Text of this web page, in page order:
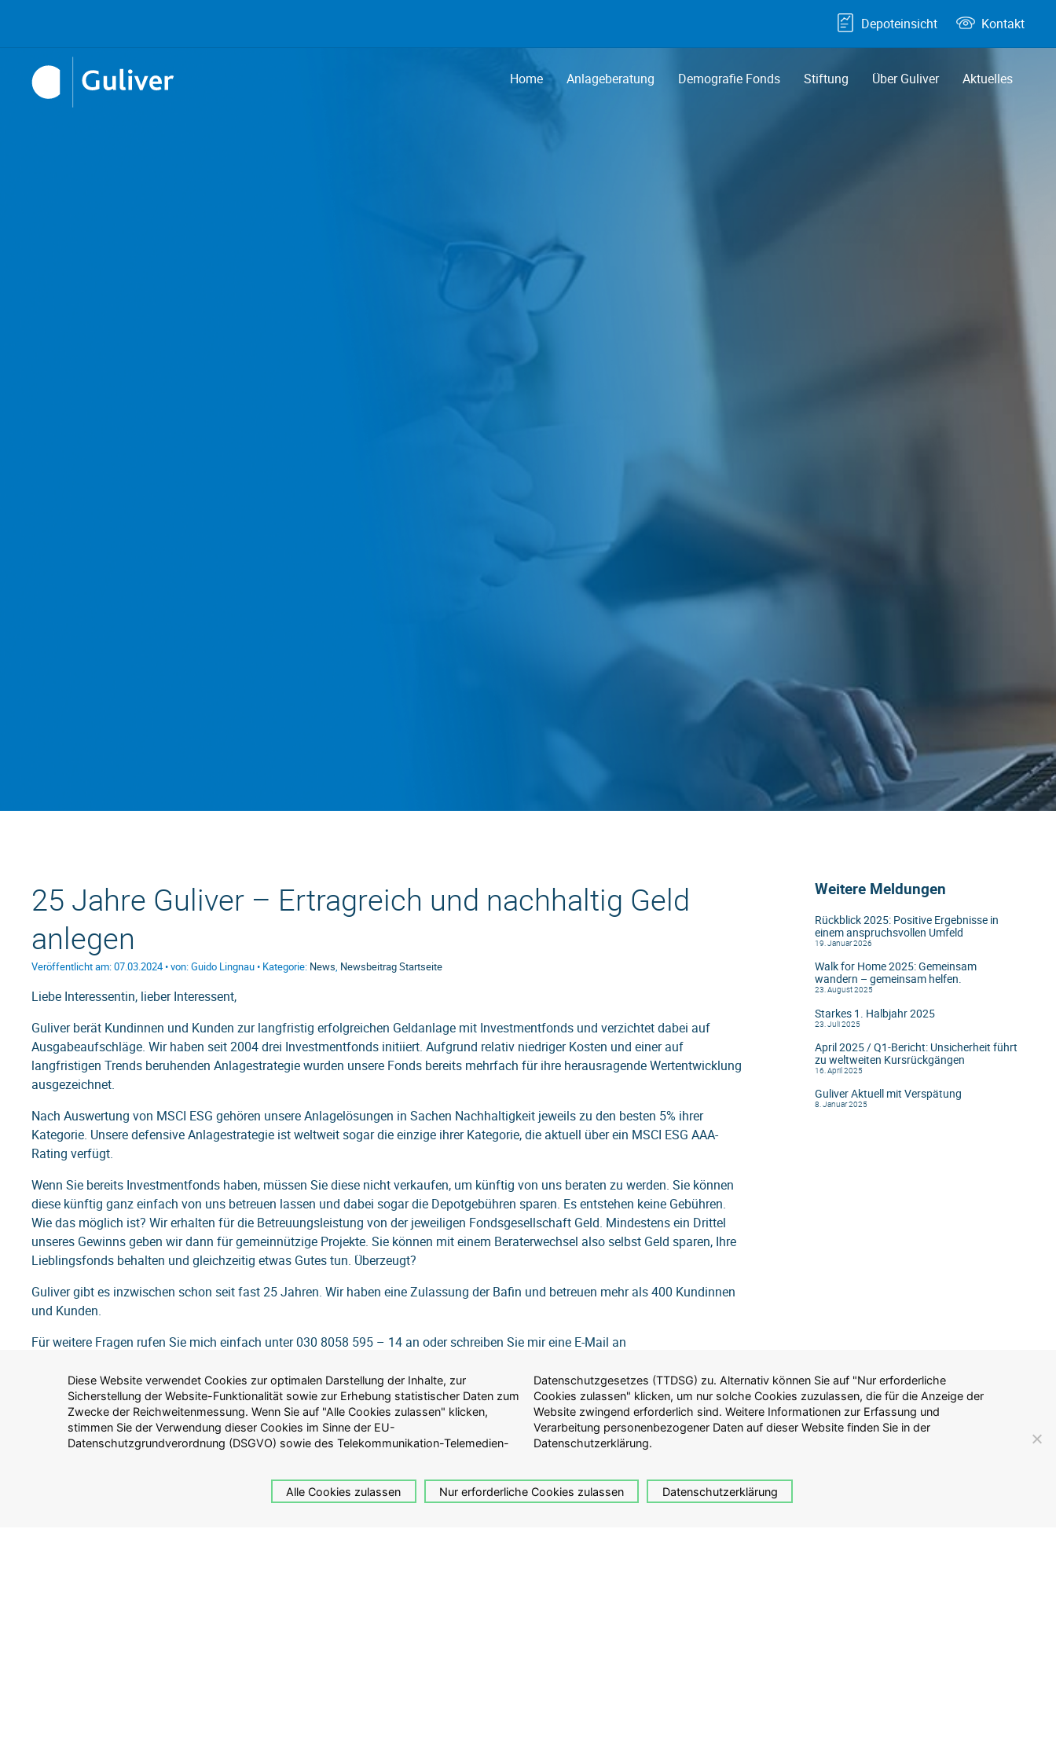
Depoteinsicht Kontakt
Home Anlageberatung Demografie Fonds Stiftung Über Guliver Aktuelles
25 Jahre Guliver – Ertragreich und nachhaltig Geld
anlegen
Veröffentlicht am: 07.03.2024 • von: Guido Lingnau • Kategorie: News, Newsbeitrag Startseite
Liebe Interessentin, lieber Interessent,
Guliver berät Kundinnen und Kunden zur langfristig erfolgreichen Geldanlage mit Investmentfonds und verzichtet dabei auf
Ausgabeaufschläge. Wir haben seit 2004 drei Investmentfonds initiiert. Aufgrund relativ niedriger Kosten und einer auf
langfristigen Trends beruhenden Anlagestrategie wurden unsere Fonds bereits mehrfach für ihre herausragende Wertentwicklung
ausgezeichnet.
Nach Auswertung von MSCI ESG gehören unsere Anlagelösungen in Sachen Nachhaltigkeit jeweils zu den besten 5% ihrer
Kategorie. Unsere defensive Anlagestrategie ist weltweit sogar die einzige ihrer Kategorie, die aktuell über ein MSCI ESG AAA-
Rating verfügt.
Wenn Sie bereits Investmentfonds haben, müssen Sie diese nicht verkaufen, um künftig von uns beraten zu werden. Sie können
diese künftig ganz einfach von uns betreuen lassen und dabei sogar die Depotgebühren sparen. Es entstehen keine Gebühren.
Wie das möglich ist? Wir erhalten für die Betreuungsleistung von der jeweiligen Fondsgesellschaft Geld. Mindestens ein Drittel
unseres Gewinns geben wir dann für gemeinnützige Projekte. Sie können mit einem Beraterwechsel also selbst Geld sparen, Ihre
Lieblingsfonds behalten und gleichzeitig etwas Gutes tun. Überzeugt?
Guliver gibt es inzwischen schon seit fast 25 Jahren. Wir haben eine Zulassung der Bafin und betreuen mehr als 400 Kundinnen
und Kunden.
Für weitere Fragen rufen Sie mich einfach unter 030 8058 595 – 14 an oder schreiben Sie mir eine E-Mail an
Ich freue mich auf Sie!
Weitere Meldungen
Rückblick 2025: Positive Ergebnisse in
einem anspruchsvollen Umfeld
19. Januar 2026
Walk for Home 2025: Gemeinsam
wandern – gemeinsam helfen.
23. August 2025
Starkes 1. Halbjahr 2025
23. Juli 2025
April 2025 / Q1-Bericht: Unsicherheit führt
zu weltweiten Kursrückgängen
16. April 2025
Guliver Aktuell mit Verspätung
8. Januar 2025
Diese Website verwendet Cookies zur optimalen Darstellung der Inhalte, zur
Sicherstellung der Website-Funktionalität sowie zur Erhebung statistischer Daten zum
Zwecke der Reichweitenmessung. Wenn Sie auf "Alle Cookies zulassen" klicken,
stimmen Sie der Verwendung dieser Cookies im Sinne der EU-
Datenschutzgrundverordnung (DSGVO) sowie des Telekommunikation-Telemedien-
Datenschutzgesetzes (TTDSG) zu. Alternativ können Sie auf "Nur erforderliche
Cookies zulassen" klicken, um nur solche Cookies zuzulassen, die für die Anzeige der
Website zwingend erforderlich sind. Weitere Informationen zur Erfassung und
Verarbeitung personenbezogener Daten auf dieser Website finden Sie in der
Datenschutzerklärung.
Alle Cookies zulassen Nur erforderliche Cookies zulassen Datenschutzerklärung